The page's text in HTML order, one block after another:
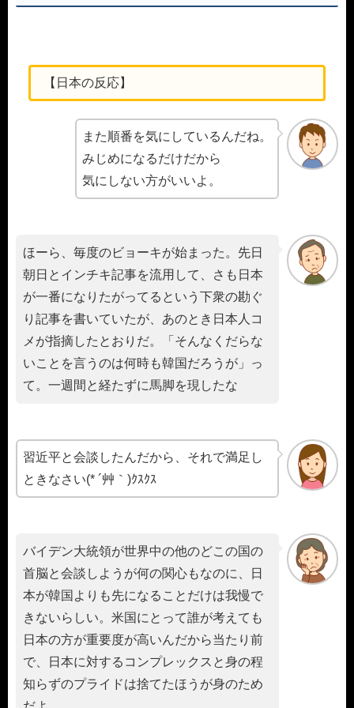
【日本の反応】
また順番を気にしているんだね。
みじめになるだけだから
気にしない方がいいよ。
ほーら、毎度のビョーキが始まった。先日
朝日とインチキ記事を流用して、さも日本
が一番になりたがってるという下衆の勘ぐ
り記事を書いていたが、あのとき日本人コ
メが指摘したとおりだ。「そんなくだらな
いことを言うのは何時も韓国だろうが」っ
て。一週間と経たずに馬脚を現したな
習近平と会談したんだから、それで満足し
ときなさい(* ´艸｀)ｸｽｸｽ
バイデン大統領が世界中の他のどこの国の
首脳と会談しようが何の関心もなのに、日
本が韓国よりも先になることだけは我慢で
きないらしい。米国にとって誰が考えても
日本の方が重要度が高いんだから当たり前
で、日本に対するコンプレックスと身の程
知らずのプライドは捨てたほうが身のため